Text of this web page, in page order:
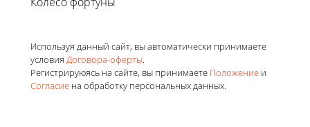
Используя данный сайт, вы автоматически принимаете
условия Договора-оферты.
Регистрируюясь на сайте, вы принимаете Положение и
Согласие на обработку персональных данных.